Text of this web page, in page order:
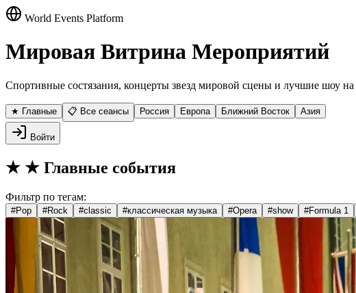
World Events Platform
Мировая Витрина Мероприятий
Спортивные состязания, концерты звезд мировой сцены и лучшие шоу
★ Главные 📋 Все сеансы Россия Европа Ближний Восток Азия
Войти
★ ★ Главные события
Фильтр по тегам:
#Pop #Rock #classic #классическая музыка #Opera #show #Formula 1